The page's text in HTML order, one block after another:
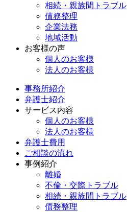
相続・親族間トラブル
債務整理
企業法務
地域活動
お客様の声
個人のお客様
法人のお客様
事務所紹介
弁護士紹介
サービス内容
個人のお客様
法人のお客様
弁護士費用
ご相談の流れ
事例紹介
離婚
不倫・交際トラブル
相続・親族間トラブル
債務整理